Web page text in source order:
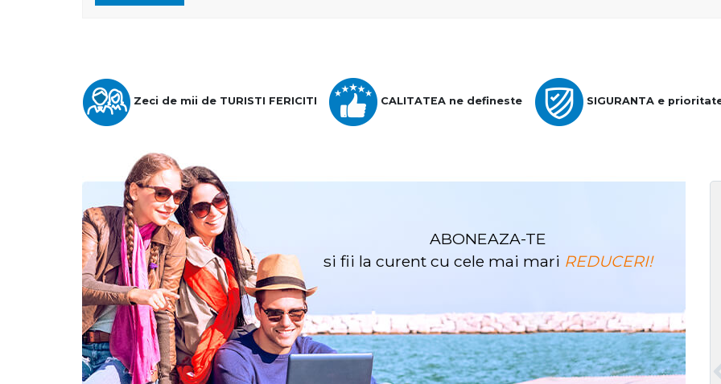
Zeci de mii de TURISTI FERICITI CALITATEA ne defineste SIGURANTA e
ABONEAZA-TE
si fii la curent cu cele mai mari REDUCERI!